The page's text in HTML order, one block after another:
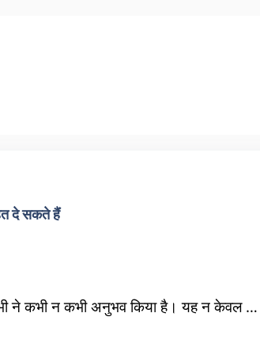
दे सकते हैं
ने कभी न कभी अनुभव किया है। यह न केवल …